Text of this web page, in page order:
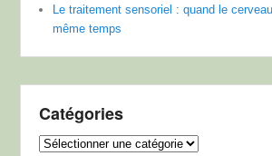
Le traitement sensoriel : quand le
même temps
Catégories
Catégories